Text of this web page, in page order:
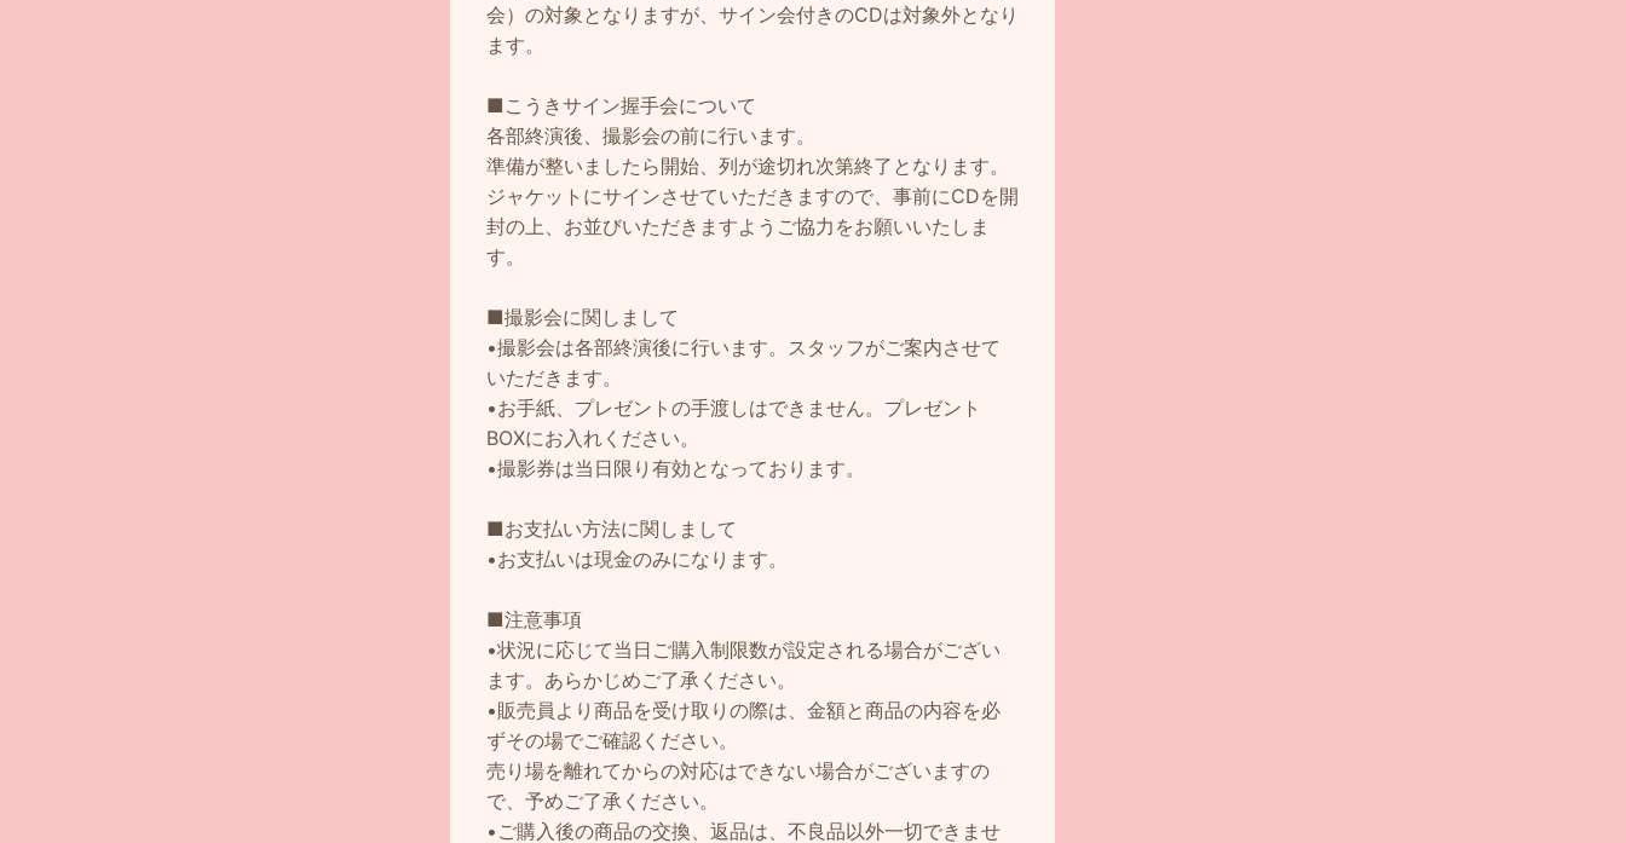
会）の対象となりますが、サイン会付きのCDは対象外となり
ます。
■こうきサイン握手会について
各部終演後、撮影会の前に行います。
準備が整いましたら開始、列が途切れ次第終了となります。
ジャケットにサインさせていただきますので、事前にCDを開
封の上、お並びいただきますようご協力をお願いいたしま
す。
■撮影会に関しまして
•撮影会は各部終演後に行います。スタッフがご案内させて
いただきます。
•お手紙、プレゼントの手渡しはできません。プレゼント
BOXにお入れください。
•撮影券は当日限り有効となっております。
■お支払い方法に関しまして
•お支払いは現金のみになります。
■注意事項
•状況に応じて当日ご購入制限数が設定される場合がござい
ます。あらかじめご了承ください。
•販売員より商品を受け取りの際は、金額と商品の内容を必
ずその場でご確認ください。
売り場を離れてからの対応はできない場合がございますの
で、予めご了承ください。
•ご購入後の商品の交換、返品は、不良品以外一切できませ